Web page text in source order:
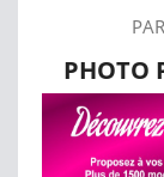
PHOTO